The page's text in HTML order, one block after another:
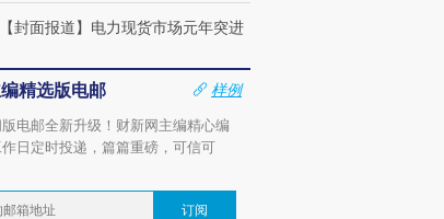
【封面报道】电力现货市场元年突进
精选版电邮
样例
电邮全新升级！财新网主编精心编
日定时投递，篇篇重磅，可信可
订阅